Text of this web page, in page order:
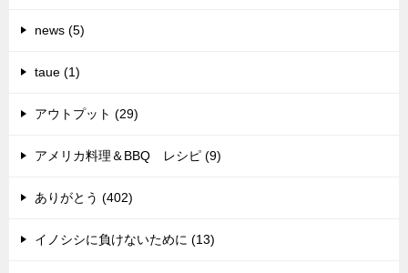
news (5)
taue (1)
アウトプット (29)
アメリカ料理＆BBQ レシピ (9)
ありがとう (402)
イノシシに負けないために (13)